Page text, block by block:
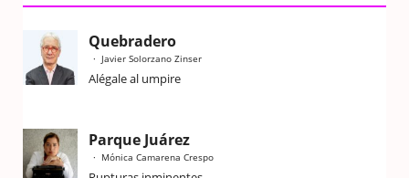
Quebradero
Javier Solorzano Zinser
Alégale al umpire
Parque Juárez
Mónica Camarena Crespo